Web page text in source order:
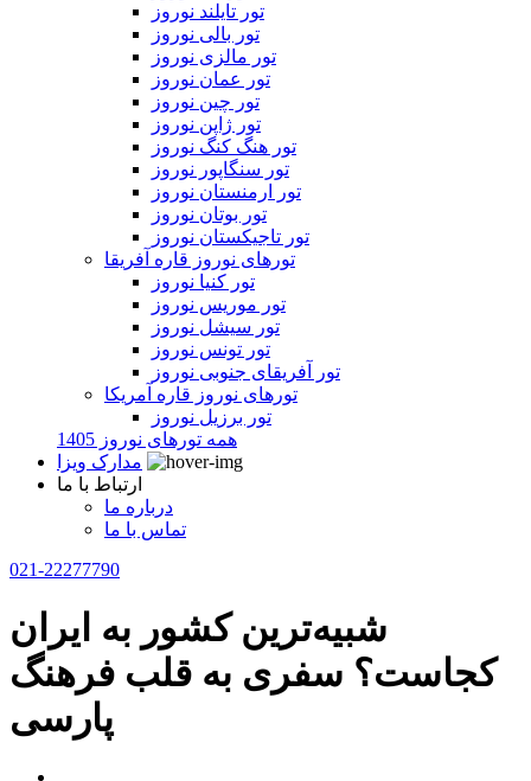
تور تایلند نوروز
تور بالی نوروز
تور مالزی نوروز
تور عمان نوروز
تور چین نوروز
تور ژاپن نوروز
تور هنگ کنگ نوروز
تور سنگاپور نوروز
تور ارمنستان نوروز
تور بوتان نوروز
تور تاجیکستان نوروز
تورهای نوروز قاره آفریقا
تور کنیا نوروز
تور موریس نوروز
تور سیشل نوروز
تور تونس نوروز
تور آفریقای جنوبی نوروز
تورهای نوروز قاره آمریکا
تور برزیل نوروز
همه تورهای نوروز 1405
مدارک ویزا
ارتباط با ما
درباره ما
تماس با ما
021-22277790
شبیه‌ترین کشور به ایران
کجاست؟ سفری به قلب فرهنگ
پارسی